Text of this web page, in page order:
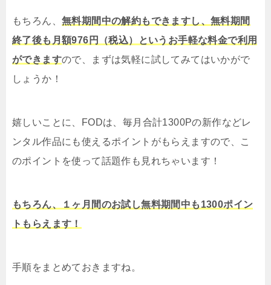
もちろん、 無料期間中の解約もできますし、無料期間
終了後も月額976円（税込）というお手軽な料金で利用
ができますので、まずは気軽に試してみてはいかがで
しょうか！
嬉しいことに、FODは、毎月合計1300Pの新作などレ
ンタル作品にも使えるポイントがもらえますので、こ
のポイントを使って話題作も見れちゃいます！
もちろん、１ヶ月間のお試し無料期間中も1300ポイン
トもらえます！
手順をまとめておきますね。